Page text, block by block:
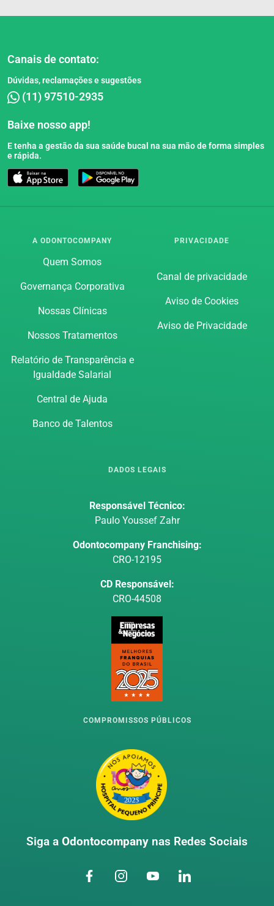
Blog
Canais de contato:
Dúvidas, reclamações e sugestões
(11) 97510-2935
Baixe nosso app!
E tenha a gestão da sua saúde bucal na sua mão de forma simples
e rápida.
A ODONTOCOMPANY
Quem Somos
Governança Corporativa
Nossas Clínicas
Nossos Tratamentos
Relatório de Transparência e
Igualdade Salarial
Central de Ajuda
Banco de Talentos
PRIVACIDADE
Canal de privacidade
Aviso de Cookies
Aviso de Privacidade
DADOS LEGAIS
Responsável Técnico:
Paulo Youssef Zahr
Odontocompany Franchising:
CRO-12195
CD Responsável:
CRO-44508
COMPROMISSOS PÚBLICOS
Siga a Odontocompany nas Redes Sociais